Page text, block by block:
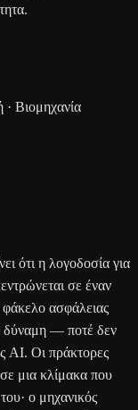
· Βιομηχανία
ότι η λογοδοσία για
σε έναν
φάκελο ασφάλειας
δύναμη — ποτέ δεν
AI. Οι πράκτορες
μια κλίμακα που
ο μηχανικός